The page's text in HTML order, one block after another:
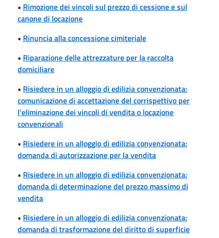
• Rimozione dei vincoli sul prezzo di cessione e sul
canone di locazione
• Rinuncia alla concessione cimiteriale
• Riparazione delle attrezzature per la raccolta
domiciliare
• Risiedere in un alloggio di edilizia convenzionata:
comunicazione di accettazione del corrispettivo per
l’eliminazione dei vincoli di vendita o locazione
convenzionali
• Risiedere in un alloggio di edilizia convenzionata:
domanda di autorizzazione per la vendita
• Risiedere in un alloggio di edilizia convenzionata:
domanda di determinazione del prezzo massimo di
vendita
• Risiedere in un alloggio di edilizia convenzionata:
domanda di trasformazione del diritto di superficie